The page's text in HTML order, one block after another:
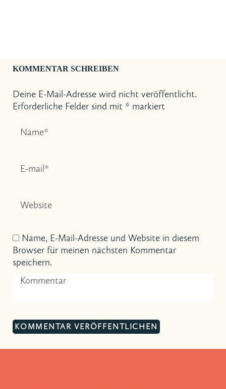
KOMMENTAR SCHREIBEN
Deine E-Mail-Adresse wird nicht veröffentlicht.
Erforderliche Felder sind mit * markiert
Name, E-Mail-Adresse und Website in diesem
Browser für meinen nächsten Kommentar
speichern.